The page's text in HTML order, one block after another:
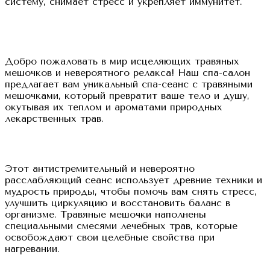
Добро пожаловать в мир исцеляющих травяных
мешочков и невероятного релакса! Наш спа-салон
предлагает вам уникальный спа-сеанс с травяными
мешочками, который превратит ваше тело и душу,
окутывая их теплом и ароматами природных
лекарственных трав.
Этот антистремительный и невероятно
расслабляющий сеанс использует древние техники и
мудрость природы, чтобы помочь вам снять стресс,
улучшить циркуляцию и восстановить баланс в
организме. Травяные мешочки наполнены
специальными смесями лечебных трав, которые
освобождают свои целебные свойства при
нагревании.